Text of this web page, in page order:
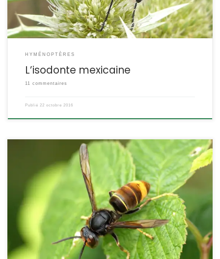
HYMÉNOPTÈRES
L’isodonte mexicaine
11 commentaires
Publié 22 octobre 2016
Il est apparu en France en 2004 dans le Lot et Garonne, et
continue depuis sa progression. Plus petit que le frelon d’Europe, il
ne semble pas être une menace pour l’homme, par contre les
dommages qu’il cause aux ruches sont inquiétants. Vespa
velutina Le frelon à pattes jaunes POSITION SYSTÉMATIQUE :
Insecte […]